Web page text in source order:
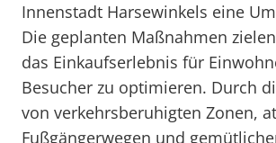
Innenstadt Harsewinkels eine
Die geplanten Maßnahmen
das Einkaufserlebnis für
Besucher zu optimieren. Durch
von verkehrsberuhigten Zonen,
Fußgängerwegen und